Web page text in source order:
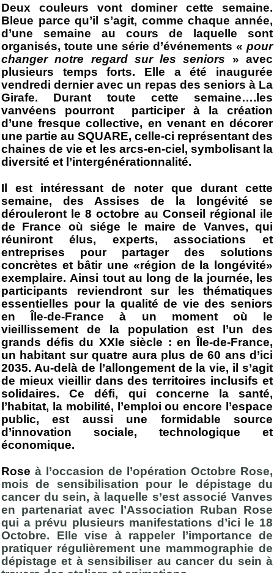
Deux couleurs vont dominer cette semaine.
Bleue parce qu’il s’agit, comme chaque année,
d’une semaine au cours de laquelle sont
organisés, toute une série d’événements « pour
changer notre regard sur les seniors » avec
plusieurs temps forts. Elle a été inaugurée
vendredi dernier avec un repas des seniors à La
Girafe. Durant toute cette semaine….les
vanvéens pourront participer à la création
d’une fresque collective, en venant en décorer
une partie au SQUARE, celle-ci représentant des
chaines de vie et les arcs-en-ciel, symbolisant la
diversité et l’intergénérationnalité.
Il est intéressant de noter que durant cette
semaine, des Assises de la longévité se
dérouleront le 8 octobre au Conseil régional ile
de France où siége le maire de Vanves, qui
réuniront élus, experts, associations et
entreprises pour partager des solutions
concrètes et bâtir une «région de la longévité»
exemplaire. Ainsi tout au long de la journée, les
participants reviendront sur les thématiques
essentielles pour la qualité de vie des seniors
en Île-de-France à un moment où le
vieillissement de la population est l’un des
grands défis du XXIe siècle : en Île-de-France,
un habitant sur quatre aura plus de 60 ans d’ici
2035. Au-delà de l’allongement de la vie, il s’agit
de mieux vieillir dans des territoires inclusifs et
solidaires. Ce défi, qui concerne la santé,
l’habitat, la mobilité, l’emploi ou encore l’espace
public, est aussi une formidable source
d’innovation sociale, technologique et
économique.
Rose à l’occasion de l’opération Octobre Rose,
mois de sensibilisation pour le dépistage du
cancer du sein, à laquelle s’est associé Vanves
en partenariat avec l’Association Ruban Rose
qui a prévu plusieurs manifestations d’ici le 18
Octobre. Elle vise à rappeler l’importance de
pratiquer régulièrement une mammographie de
dépistage et à sensibiliser au cancer du sein à